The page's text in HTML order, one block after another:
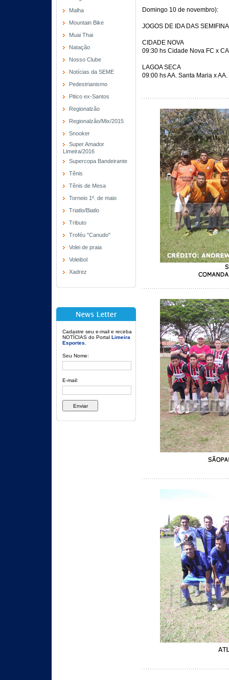
Malha
Mountain Bike
Muai Thai
Natação
Nosso Clube
Notícias da SEME
Pedestrianismo
Pitico ex-Santos
Regionalzão
Regionalzão/Mix/2015
Snooker
Super Amador
Limeira/2016
Supercopa Bandeirante
Tênis
Tênis de Mesa
Torneio 1º. de maio
Triatlo/Biatlo
Tributo
Troféu "Canudo"
Volei de praia
Voleibol
Xadrez
Cadastre seu e-mail e receba
NOTÍCIAS do Portal Limeira
Esportes
Seu Nome:
E-mail:
Domingo 10 de novembro):
JOGOS DE IDA DAS
CIDADE NOVA
09:30 hs Cidade Nova FC x
LAGOA SECA
09:00 hs AA. Santa Maria x